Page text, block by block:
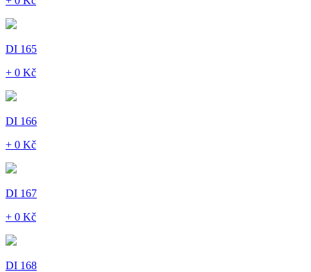
DI 165
+ 0 Kč
DI 166
+ 0 Kč
DI 167
+ 0 Kč
DI 168